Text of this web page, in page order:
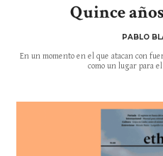
Quince
PABLO
En un momento en el que atacan con
como un lugar para